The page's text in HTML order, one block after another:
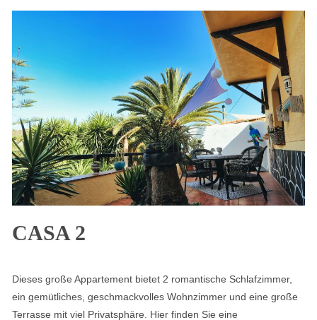
CASA 2
Dieses große Appartement bietet 2 romantische Schlafzimmer,
ein gemütliches, geschmackvolles Wohnzimmer und eine große
Terrasse mit viel Privatsphäre. Hier finden Sie eine